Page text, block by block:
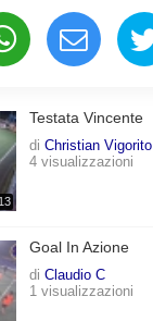
Testata Vincente
di Christian Vigorito
4 visualizzazioni
Goal In Azione
di Claudio C
1 visualizzazioni